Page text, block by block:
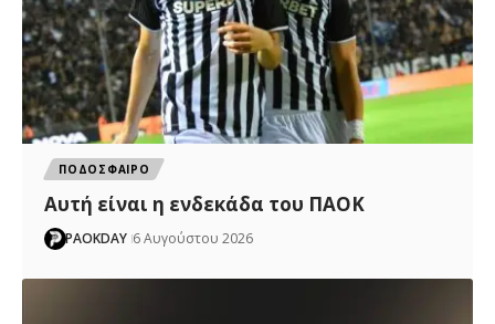
ΠΟΔΟΣΦΑΙΡΟ
Αυτή είναι η ενδεκάδα του ΠΑΟΚ
PAOKDAY 6 Αυγούστου 2026